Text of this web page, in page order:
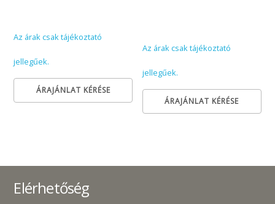
Az árak csak tájékoztató
jellegűek.
ÁRAJÁNLAT KÉRÉSE
Az árak csak tájékoztató
jellegűek.
ÁRAJÁNLAT KÉRÉSE
Elérhetőség